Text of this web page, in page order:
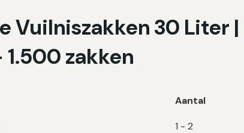
Vuilniszakken 30 Liter |
zakken
Aantal
1 - 2